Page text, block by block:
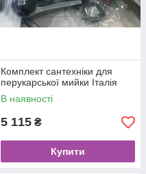
Комплект сантехніки для
перукарської мийки Італія
В наявності
5 115 ₴
Купити